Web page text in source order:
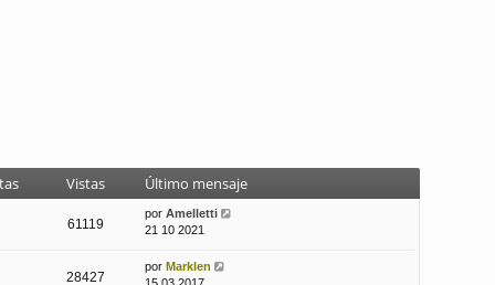
Vistas Último mensaje
61119
por Amelletti
21 10 2021
28427
por Marklen